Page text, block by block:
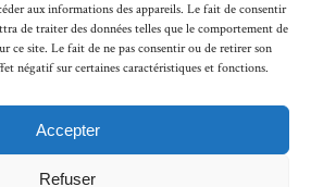
aux informations des appareils. Le fait de consentir
de traiter des données telles que le comportement de
ce site. Le fait de ne pas consentir ou de retirer son
négatif sur certaines caractéristiques et fonctions.
Accepter
Refuser
légales